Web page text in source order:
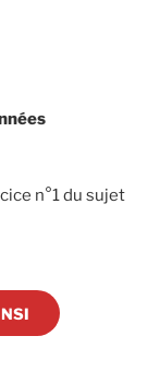
n°1 du sujet